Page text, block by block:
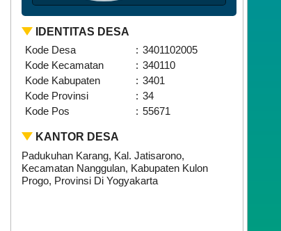
IDENTITAS DESA
Kode Desa
: 3401102005
Kode Kecamatan
: 340110
Kode Kabupaten
: 3401
Kode Provinsi
: 34
Kode Pos
: 55671
KANTOR DESA
Padukuhan Karang, Kal. Jatisarono,
Kecamatan Nanggulan, Kabupaten Kulon
Progo, Provinsi Di Yogyakarta